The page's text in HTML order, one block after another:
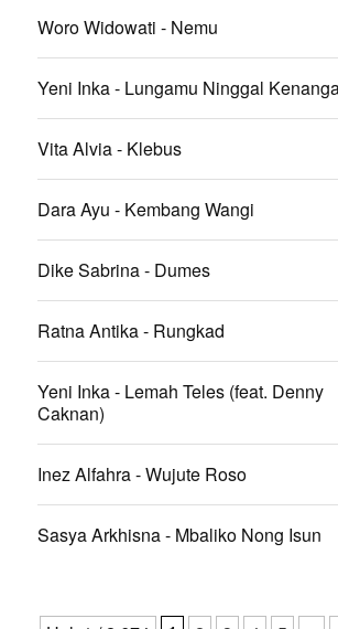
Woro Widowati - Nemu
Yeni Inka - Lungamu Ninggal
Vita Alvia - Klebus
Dara Ayu - Kembang Wangi
Dike Sabrina - Dumes
Ratna Antika - Rungkad
Yeni Inka - Lemah Teles (feat. Denny
Caknan)
Inez Alfahra - Wujute Roso
Sasya Arkhisna - Mbaliko Nong Isun